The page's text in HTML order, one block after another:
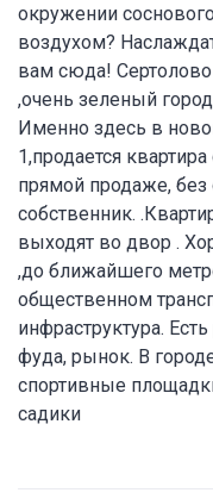
окружении
воздухом?
вам сюда!
,очень зеленый
Именно здесь в
1,продается
прямой продаже,
собственник.
выходят во двор .
,до ближайшего
общественном
инфраструктура.
фуда, рынок. В
спортивные
садики